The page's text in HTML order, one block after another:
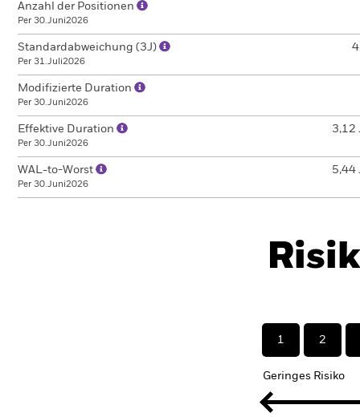
Anzahl der Positionen
Per 30.Juni2026
Standardabweichung (3J)
Per 31.Juli2026
Modifizierte Duration
Per 30.Juni2026
Effektive Duration
Per 30.Juni2026
3,12
WAL-to-Worst
Per 30.Juni2026
5,44
1 2
Geringes Risiko